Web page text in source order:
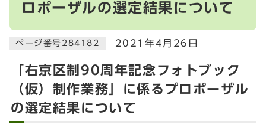
ロポーザルの選定結果について
ページ番号284182 2021年4月26日
「右京区制90周年記念フォトブック
（仮）制作業務」に係るプロポーザル
の選定結果について